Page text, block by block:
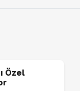
Özel